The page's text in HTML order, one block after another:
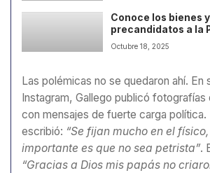
Conoce los bienes
precandidatos a la
Colombia, algunos
sorprenden
Octubre 18, 2025
Las polémicas no se quedaron ahí. En
Instagram, Gallego publicó fotografías
con mensajes de fuerte carga política.
escribió: “Se fijan mucho en el
importante es que no sea petrista”.
“Gracias a Dios mis papás no